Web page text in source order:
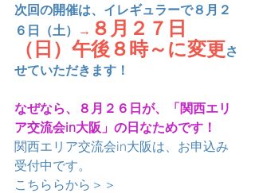
次回の開催は、イレギュラーで８月２
６日（土） → ８月２７日
（日）午後８時～に変更さ
せていただきます！
なぜなら、８月２６日が、「関西エリ
ア交流会in大阪」の日なためです！
関西エリア交流会in大阪は、お申込み
受付中です。
こちららから＞＞